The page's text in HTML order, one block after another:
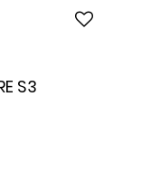
S3